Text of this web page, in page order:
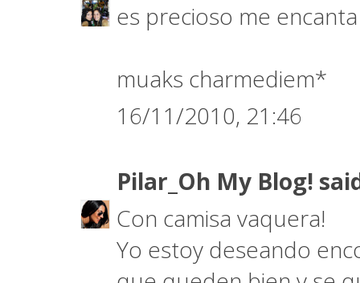
es precioso me
muaks charmediem*
16/11/2010, 21:46
Pilar_Oh My Blog!
Con camisa vaquera!
Yo estoy deseando